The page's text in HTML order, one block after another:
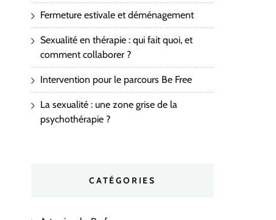
Fermeture estivale et déménagement
Sexualité en thérapie : qui fait quoi, et
comment collaborer ?
Intervention pour le parcours Be Free
La sexualité : une zone grise de la
psychothérapie ?
CATÉGORIES